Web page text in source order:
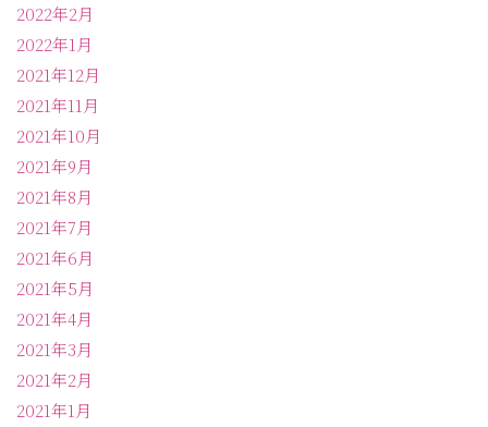
2022年2月
2022年1月
2021年12月
2021年11月
2021年10月
2021年9月
2021年8月
2021年7月
2021年6月
2021年5月
2021年4月
2021年3月
2021年2月
2021年1月